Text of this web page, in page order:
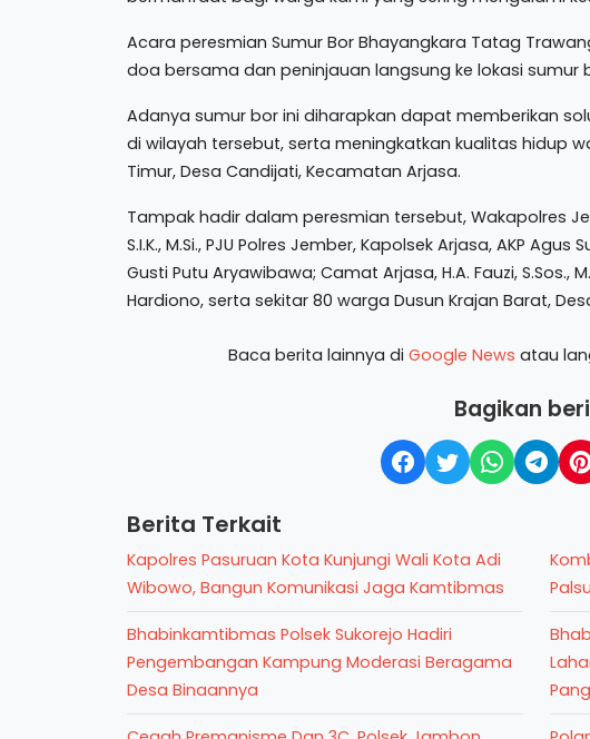
Acara peresmian Sumur Bor Bhayangkara Tatag
doa bersama dan peninjauan langsung ke lokasi
Adanya sumur bor ini diharapkan dapat memberikan
di wilayah tersebut, serta meningkatkan kualitas hidup
Timur, Desa Candijati, Kecamatan Arjasa.
Tampak hadir dalam peresmian tersebut, Wakapolres
S.I.K., M.Si., PJU Polres Jember, Kapolsek Arjasa, AKP
Gusti Putu Aryawibawa; Camat Arjasa, H.A. Fauzi, S.Sos.,
Hardiono, serta sekitar 80 warga Dusun Krajan Barat,
Baca berita lainnya di Google News atau
Bagikan
Berita Terkait
Kapolres Pasuruan Kota Kunjungi Wali Kota Adi
Wibowo, Bangun Komunikasi Jaga Kamtibmas
Bhabinkamtibmas Polsek Sukorejo Hadiri
Pengembangan Kampung Moderasi Beragama
Desa Binaannya